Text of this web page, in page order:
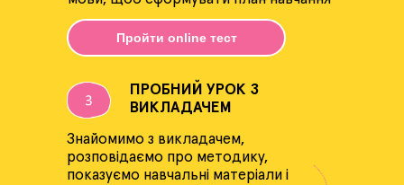
ПРОБНИЙ УРОК З
ВИКЛАДАЧЕМ
Знайомимо з викладачем,
розповідаємо про методику,
показуємо навчальні матеріали і
Пройти online тест